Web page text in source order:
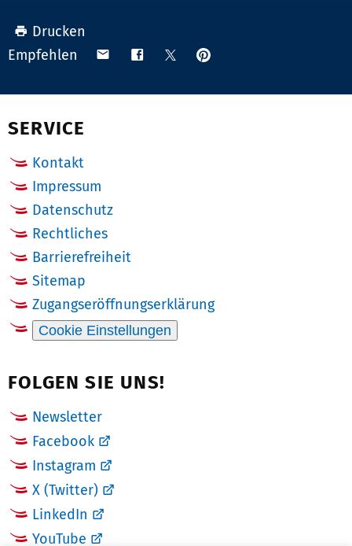
Drucken
Empfehlen
Teilen Teilen TeilenAnpinnen
SERVICE
Kontakt
Impressum
Datenschutz
Rechtliches
Barrierefreiheit
Sitemap
Zugangseröffnungserklärung
Cookie Einstellungen
FOLGEN SIE UNS!
Newsletter
Facebook
Instagram
X (Twitter)
LinkedIn
YouTube